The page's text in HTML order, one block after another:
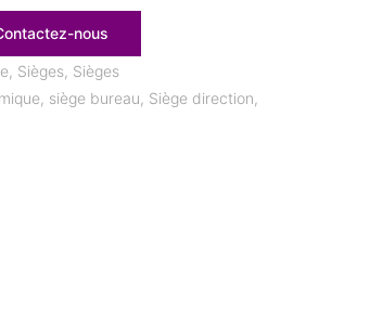
nous
, Sièges, Sièges
, siège bureau, Siège direction,